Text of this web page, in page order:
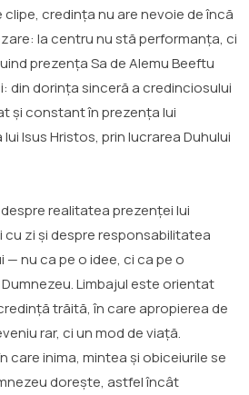
credința nu are nevoie de încă
la centru nu stă performanța, ci
prezența Sa de Alemu Beeftu
din dorința sinceră a credinciosului
și constant în prezența lui
Isus Hristos, prin lucrarea Duhului
realitatea prezenței lui
cu zi și despre responsabilitatea
— nu ca pe o idee, ci ca pe o
Limbajul este orientat
trăită, în care apropierea de
rar, ci un mod de viață.
care inima, mintea și obiceiurile se
dorește, astfel încât